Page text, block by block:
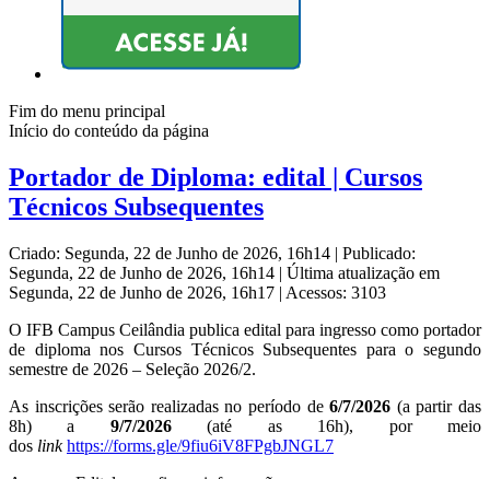
Fim do menu principal
Início do conteúdo da página
Portador de Diploma: edital | Cursos
Técnicos Subsequentes
Criado: Segunda, 22 de Junho de 2026, 16h14 | Publicado:
Segunda, 22 de Junho de 2026, 16h14 | Última atualização em
Segunda, 22 de Junho de 2026, 16h17 | Acessos: 3103
O IFB Campus Ceilândia publica edital para ingresso como portador
de diploma nos Cursos Técnicos Subsequentes para o segundo
semestre de 2026 – Seleção 2026/2.
As inscrições serão realizadas no período de6/7/2026 (a partir das
8h) a 9/7/2026(até as 16h), por meio
dos linkhttps://forms.gle/9fiu6iV8FPgbJNGL7